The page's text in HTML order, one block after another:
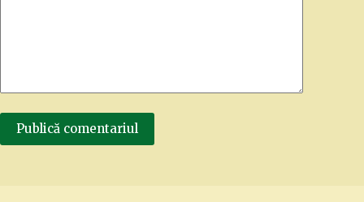
Publică comentariul